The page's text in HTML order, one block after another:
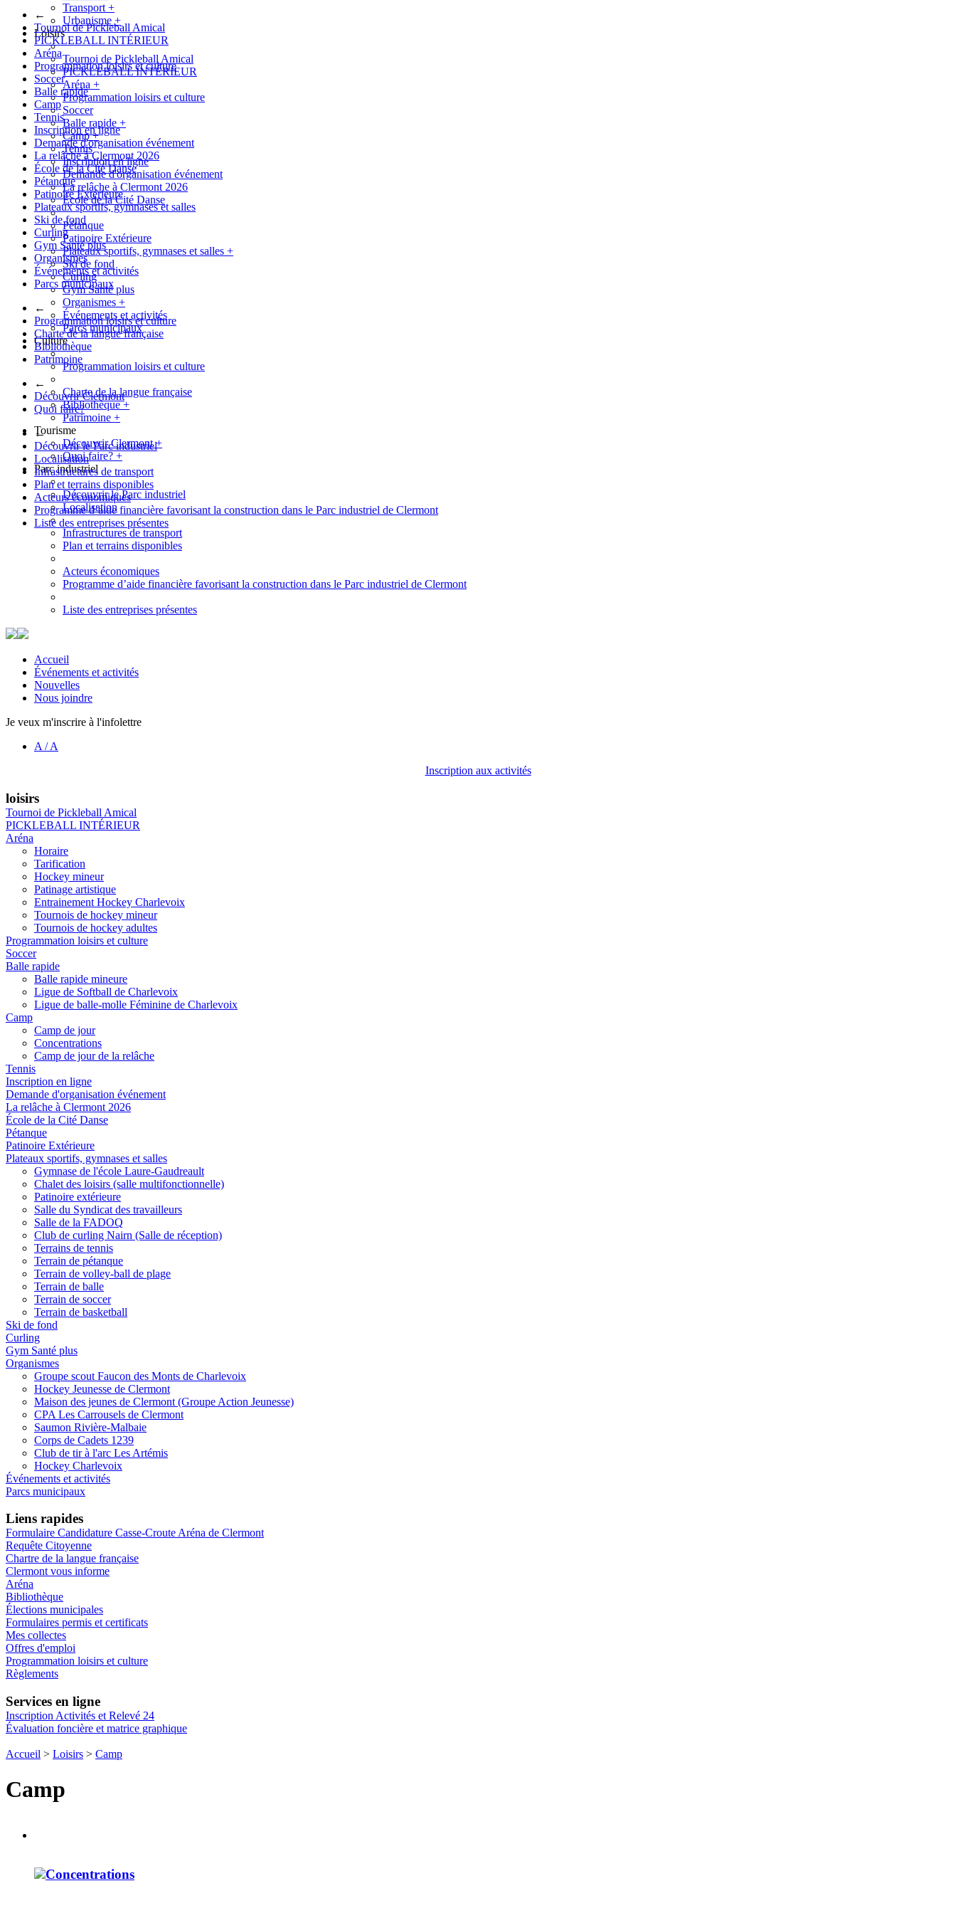
←
Tournoi de Pickleball Amical
PICKLEBALL INTÉRIEUR
Aréna
Programmation loisirs et culture
Soccer
Balle rapide
Camp
Tennis
Inscription en ligne
Demande d'organisation événement
La relâche à Clermont 2026
École de la Cité Danse
Pétanque
Patinoire Extérieure
Plateaux sportifs, gymnases et salles
Ski de fond
Curling
Gym Santé plus
Organismes
Événements et activités
Parcs municipaux
←
Programmation loisirs et culture
Charte de la langue française
Bibliothèque
Patrimoine
←
Découvrir Clermont
Quoi faire?
←
Découvrir le Parc industriel
Localisation
Infrastructures de transport
Plan et terrains disponibles
Acteurs économiques
Programme d’aide financière favorisant la construction dans le Parc industriel de Clermont
Liste des entreprises présentes
Transport +
Urbanisme +
Loisirs
Tournoi de Pickleball Amical
PICKLEBALL INTÉRIEUR
Aréna +
Programmation loisirs et culture
Soccer
Balle rapide +
Camp+
Tennis
Inscription en ligne
Demande d'organisation événement
La relâche à Clermont 2026
École de la Cité Danse
Pétanque
Patinoire Extérieure
Plateaux sportifs, gymnases et salles +
Ski de fond
Curling
Gym Santé plus
Organismes +
Événements et activités
Parcs municipaux
Culture
Programmation loisirs et culture
Charte de la langue française
Bibliothèque+
Patrimoine +
Tourisme
Découvrir Clermont+
Quoi faire? +
Parc industriel
Découvrir le Parc industriel
Localisation
Infrastructures de transport
Plan et terrains disponibles
Acteurs économiques
Programme d’aide financière favorisant la construction dans le Parc industriel de Clermont
Liste des entreprises présentes
Accueil
Événements et activités
Nouvelles
Nous joindre
Je veux m'inscrire à l'infolettre
A /A
Inscription aux activités
loisirs
Tournoi de Pickleball Amical
PICKLEBALL INTÉRIEUR
Aréna
Horaire
Tarification
Hockey mineur
Patinage artistique
Entrainement Hockey Charlevoix
Tournois de hockey mineur
Tournois de hockey adultes
Programmation loisirs et culture
Soccer
Balle rapide
Balle rapide mineure
Ligue de Softball de Charlevoix
Ligue de balle-molle Féminine de Charlevoix
Camp
Camp de jour
Concentrations
Camp de jour de la relâche
Tennis
Inscription en ligne
Demande d'organisation événement
La relâche à Clermont 2026
École de la Cité Danse
Pétanque
Patinoire Extérieure
Plateaux sportifs, gymnases et salles
Gymnase de l'école Laure-Gaudreault
Chalet des loisirs (salle multifonctionnelle)
Patinoire extérieure
Salle du Syndicat des travailleurs
Salle de la FADOQ
Club de curling Nairn (Salle de réception)
Terrains de tennis
Terrain de pétanque
Terrain de volley-ball de plage
Terrain de balle
Terrain de soccer
Terrain de basketball
Ski de fond
Curling
Gym Santé plus
Organismes
Groupe scout Faucon des Monts de Charlevoix
Hockey Jeunesse de Clermont
Maison des jeunes de Clermont (Groupe Action Jeunesse)
CPA Les Carrousels de Clermont
Saumon Rivière-Malbaie
Corps de Cadets 1239
Club de tir à l'arc Les Artémis
Hockey Charlevoix
Événements et activités
Parcs municipaux
Liens rapides
Formulaire Candidature Casse-Croute Aréna de Clermont
Requête Citoyenne
Chartre de la langue française
Clermont vous informe
Aréna
Bibliothèque
Élections municipales
Formulaires permis et certificats
Mes collectes
Offres d'emploi
Programmation loisirs et culture
Règlements
Services en ligne
Inscription Activités et Relevé 24
Évaluation foncière et matrice graphique
Accueil > Loisirs > Camp
Camp
Concentrations